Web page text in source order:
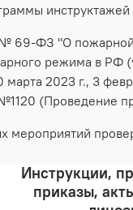
инструктажей
69-ФЗ "О пожарной
режима в РФ
марта 2023 г., 3
(Проведение
мероприятий
Инструкции,
приказы,